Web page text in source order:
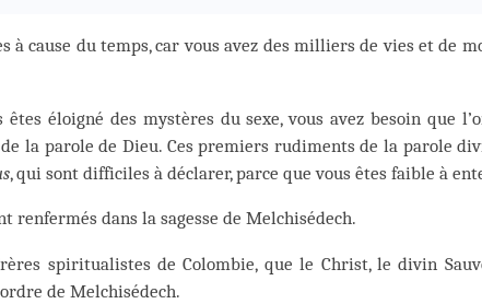
à cause du temps, car vous avez des milliers de vies et de
êtes éloigné des mystères du sexe, vous avez besoin que
la parole de Dieu. Ces premiers rudiments de la parole
, qui sont difficiles à déclarer, parce que vous êtes faible à
renfermés dans la sagesse de Melchisédech.
spiritualistes de Colombie, que le Christ, le divin
de Melchisédech.